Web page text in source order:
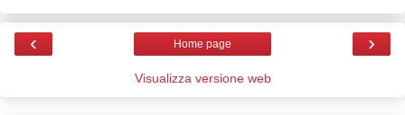
‹ ›
Home page
Visualizza versione web